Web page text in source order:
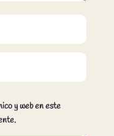
y web en este